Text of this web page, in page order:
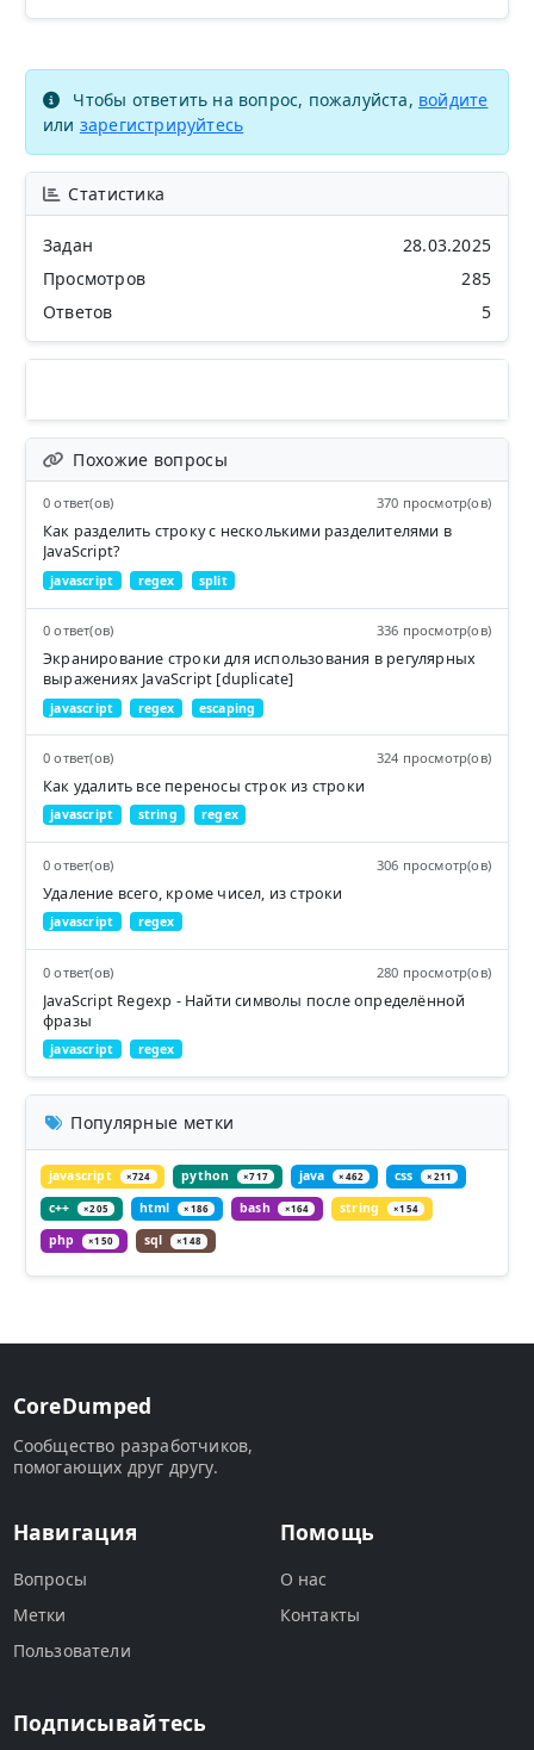
Чтобы ответить на вопрос, пожалуйста, войдите
или зарегистрируйтесь
Статистика
Задан
28.03.2025
Просмотров
285
Ответов
5
Похожие вопросы
0 ответ(ов) 370 просмотр(ов)
Как разделить строку с несколькими разделителями в
JavaScript?
javascript regex split
0 ответ(ов) 336 просмотр(ов)
Экранирование строки для использования в регулярных
выражениях JavaScript [duplicate]
javascript regex escaping
0 ответ(ов) 324 просмотр(ов)
Как удалить все переносы строк из строки
javascript string regex
0 ответ(ов) 306 просмотр(ов)
Удаление всего, кроме чисел, из строки
javascript regex
0 ответ(ов) 280 просмотр(ов)
JavaScript Regexp - Найти символы после определённой
фразы
javascript regex
Популярные метки
javascript ×724 python ×717 java ×462 css ×211
c++ ×205 html ×186 bash ×164 string ×154
php ×150 sql ×148
CoreDumped
Сообщество разработчиков,
помогающих друг другу.
Навигация
Вопросы
Метки
Пользователи
Помощь
О нас
Контакты
Подписывайтесь